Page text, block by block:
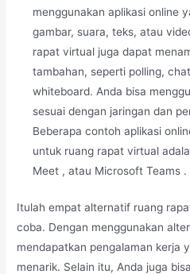
menggunakan aplikasi online
gambar, suara, teks, atau
rapat virtual juga dapat
tambahan, seperti polling,
whiteboard. Anda bisa
sesuai dengan jaringan dan
Beberapa contoh aplikasi
untuk ruang rapat virtual
Meet , atau Microsoft Teams .
Itulah empat alternatif ruang
coba. Dengan menggunakan
mendapatkan pengalaman kerja
menarik. Selain itu, Anda juga